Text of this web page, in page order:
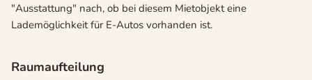
"Ausstattung" nach, ob bei diesem Mietobjekt eine
Lademöglichkeit für E-Autos vorhanden ist.
Raumaufteilung